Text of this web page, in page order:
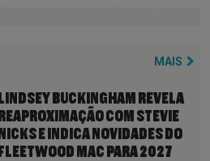
MAIS
LINDSEY BUCKINGHAM REVELA
REAPROXIMAÇÃO COM STEVIE
NICKS E INDICA NOVIDADES DO
FLEETWOOD MAC PARA 2027